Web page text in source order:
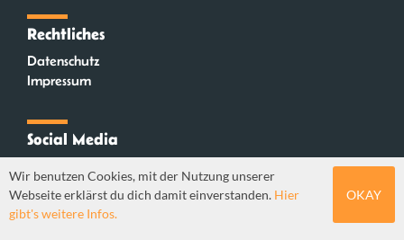
Rechtliches
Datenschutz
Impressum
Social Media
Mastodon
Wir benutzen Cookies, mit der Nutzung unserer
Webseite erklärst du dich damit einverstanden. Hier
gibt's weitere Infos.
OKAY